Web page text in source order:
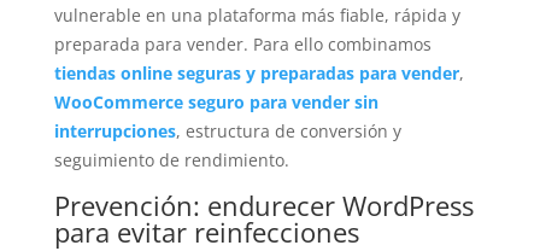
vulnerable en una plataforma más fiable, rápida y
preparada para vender. Para ello combinamos
tiendas online seguras y preparadas para vender,
WooCommerce seguro para vender sin
interrupciones, estructura de conversión y
seguimiento de rendimiento.
Prevención: endurecer WordPress
para evitar reinfecciones